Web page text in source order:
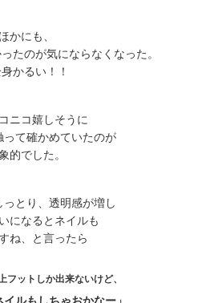
かにも、
たのが気にならなくなった。
かるい！！
ニコ嬉しそうに
って確かめていたのが
的でした。
とり、透明感が増し
になるとネイルも
ね、と言ったら
フットしか出来ないけど、